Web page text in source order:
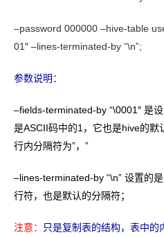
–password 000000 –hive-table
01″ –lines-terminated-by “\n”;
参数说明：
–fields-terminated-by “\0001″ 是
是ASCII码中的1，它也是hive的默
行内分隔符为”，”
–lines-terminated-by “\n” 设置的
行符，也是默认的分隔符；
注意： 只是复制表的结构，表中的